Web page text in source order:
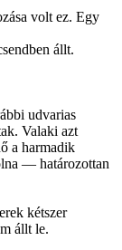
volt ez. Egy
állt.
udvarias
Valaki azt
a harmadik
— határozottan
kétszer
állt le.